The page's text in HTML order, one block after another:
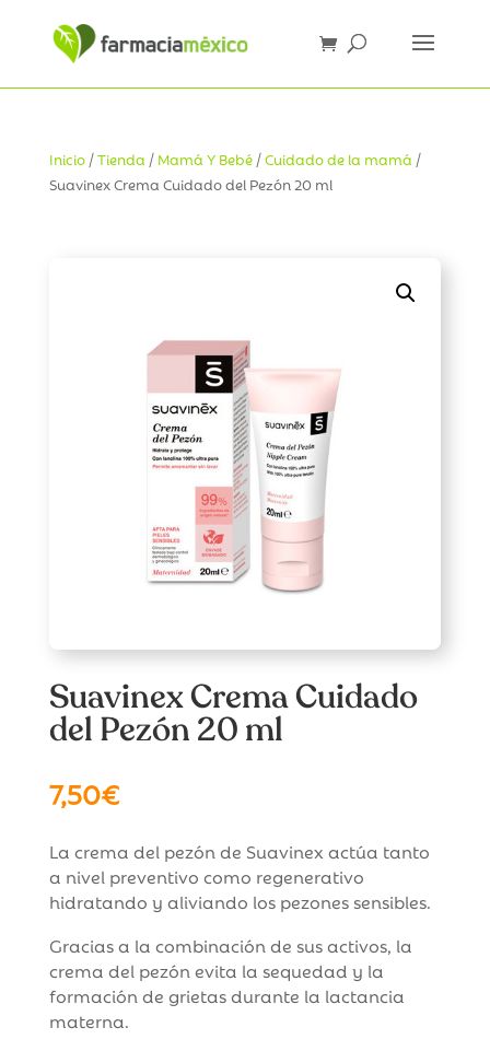
Inicio/Tienda / Mamá Y Bebé/Cuidado de la mamá /
Suavinex Crema Cuidado del Pezón 20 ml
Suavinex Crema Cuidado
del Pezón 20 ml
7,50€
La crema del pezón de Suavinex actúa tanto
a nivel preventivo como regenerativo
hidratando y aliviando los pezones sensibles.
Gracias a la combinación de sus activos, la
crema del pezón evita la sequedad y la
formación de grietas durante la lactancia
materna.